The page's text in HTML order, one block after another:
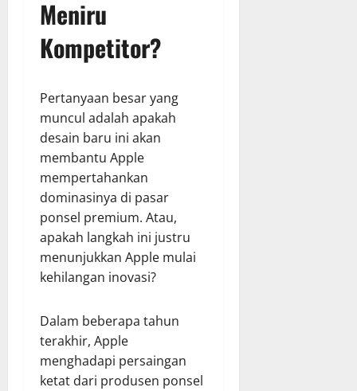
Meniru
Kompetitor?
Pertanyaan besar yang
muncul adalah apakah
desain baru ini akan
membantu Apple
mempertahankan
dominasinya di pasar
ponsel premium. Atau,
apakah langkah ini justru
menunjukkan Apple mulai
kehilangan inovasi?
Dalam beberapa tahun
terakhir, Apple
menghadapi persaingan
ketat dari produsen ponsel